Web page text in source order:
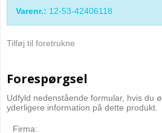
Varenr.: 12-53-42406118
Tilføj til foretrukne
Forespørgsel
Udfyld nedenstående formular, hvis du
yderligere information på dette produkt.